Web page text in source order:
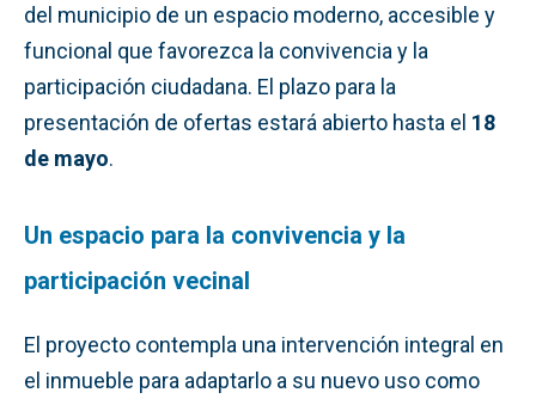
del municipio de un espacio moderno, accesible y
funcional que favorezca la convivencia y la
participación ciudadana. El plazo para la
presentación de ofertas estará abierto hasta el 18
de mayo.
Un espacio para la convivencia y la
participación vecinal
El proyecto contempla una intervención integral en
el inmueble para adaptarlo a su nuevo uso como